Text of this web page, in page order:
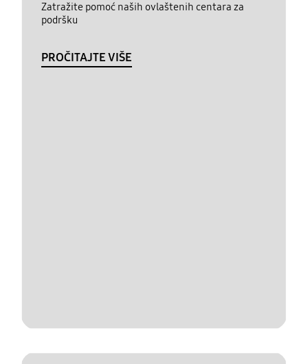
Zatražite pomoć naših ovlaštenih centara za
podršku
PROČITAJTE VIŠE